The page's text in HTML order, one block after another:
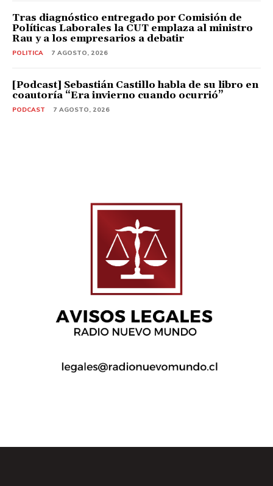
Tras diagnóstico entregado por Comisión de
Políticas Laborales la CUT emplaza al ministro
Rau y a los empresarios a debatir
POLITICA 7 AGOSTO, 2026
[Podcast] Sebastián Castillo habla de su libro en
coautoría “Era invierno cuando ocurrió”
PODCAST 7 AGOSTO, 2026